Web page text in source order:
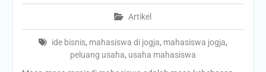
Artikel
ide bisnis, mahasiswa di jogja, mahasiswa jogja,
peluang usaha, usaha mahasiswa